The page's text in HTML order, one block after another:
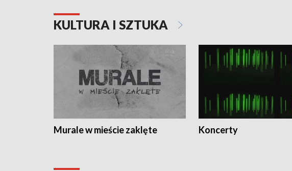
KULTURA I SZTUKA
Murale w mieście zaklęte Koncerty